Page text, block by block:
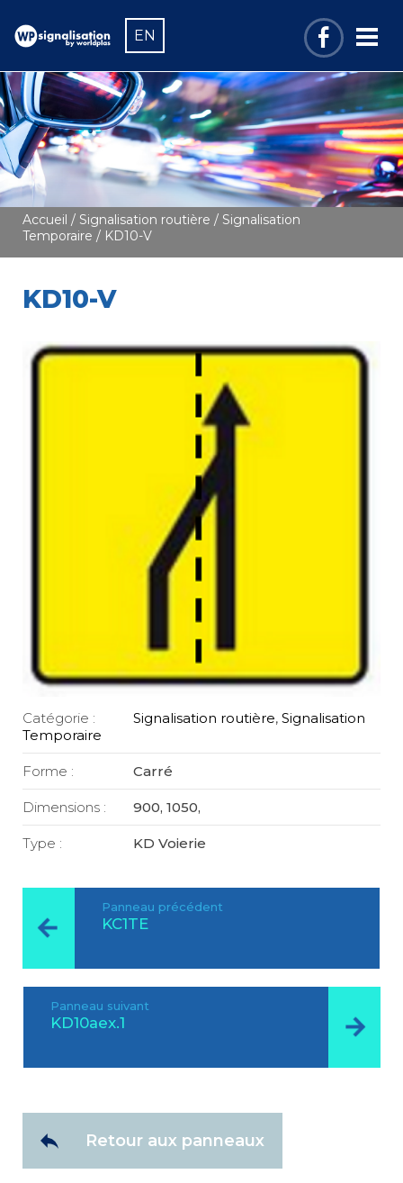
EN
Accueil / Signalisation routière / Signalisation
Temporaire / KD10-V
KD10-V
Catégorie : Signalisation routière,Signalisation
Temporaire
Forme : Carré
Dimensions : 900, 1050,
Type : KD Voierie
Panneau précédent
KC1TE
Panneau suivant
KD10aex.1
Retour aux panneaux